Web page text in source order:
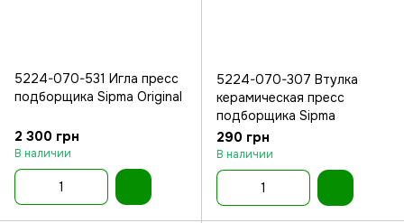
5224-070-531 Игла пресс
подборщика Sipma Original
2 300 грн
В наличии
5224-070-307 Втулка
керамическая пресс
подборщика Sipma
290 грн
В наличии